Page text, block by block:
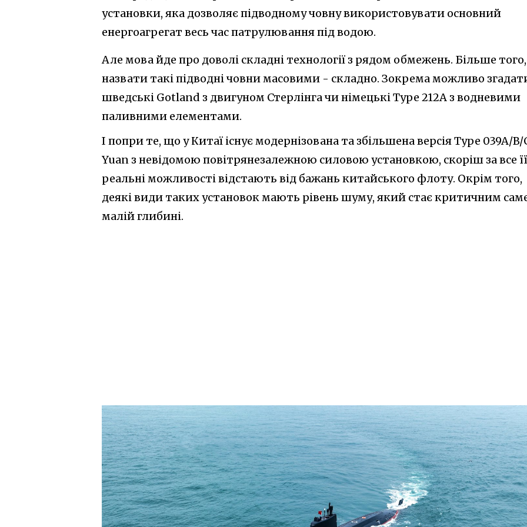
установки, яка дозволяє підводному човну використовувати основний
енергоагрегат весь час патрулювання під водою.
Але мова йде про доволі складні технології з рядом обмежень. Більше того,
назвати такі підводні човни масовими - складно. Зокрема можливо
шведські Gotland з двигуном Стерлінга чи німецькі Type 212A з водневими
паливними елементами.
І попри те, що у Китаї існує модернізована та збільшена версія Type 039A/B/
Yuan з невідомою повітрянезалежною силовою установкою, скоріш за все її
реальні можливості відстають від бажань китайського флоту. Окрім того,
деякі види таких установок мають рівень шуму, який стає критичним
малій глибині.